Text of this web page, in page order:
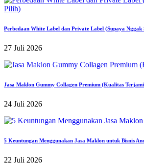
Perbedaan White Label dan Private Label (Supaya Nggak
27 Juli 2026
Jasa Maklon Gummy Collagen Premium (Kualitas
24 Juli 2026
5 Keuntungan Menggunakan Jasa Maklon untuk Bisnis
22 Juli 2026